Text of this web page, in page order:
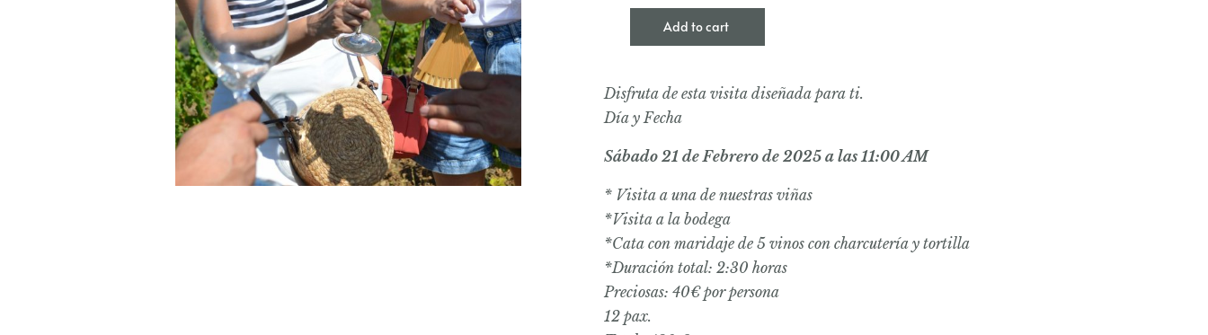
Add to cart
Disfruta de esta visita diseñada para ti.
Día y Fecha
Sábado 21 de Febrero de 2025 a las 11:00 AM
* Visita a una de nuestras viñas
*Visita a la bodega
*Cata con maridaje de 5 vinos con charcutería y tortilla
*Duración total: 2:30 horas
Preciosas: 40€ por persona
12 pax.